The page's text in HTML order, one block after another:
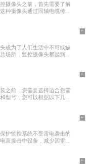
摄像头之前，首先需要了解
种摄像头通过同轴电缆传输
成为了人们生活中不可或缺
场所，监控摄像头都起到了
+
之前，您需要选择适合您需
型号，您可以根据以下几个
+
护监控系统不受雷电袭击的
直接击中设备，减少因雷击
+
+